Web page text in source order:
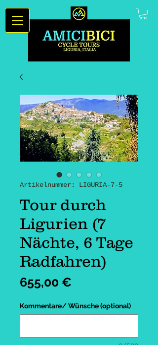
Artikelnummer: LIGURIA-7-5
Tour durch
Ligurien (7
Nächte, 6 Tage
Radfahren)
655,00 €
Kommentare/ Wünsche (optional)